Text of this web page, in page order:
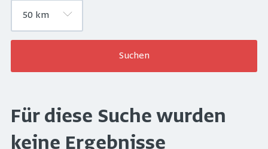
Suchen
Für diese Suche wurden
keine Ergebnisse